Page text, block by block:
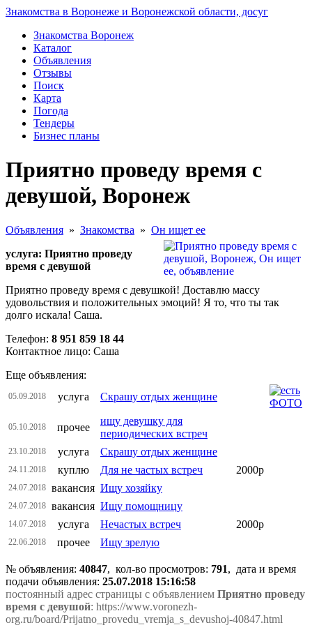
Знакомства в Воронеже и Воронежской области, досуг
Знакомства Воронеж
Каталог
Объявления
Отзывы
Поиск
Карта
Погода
Тендеры
Бизнес планы
Приятно проведу время с
девушой, Воронеж
Объявления » Знакомства » Он ищет ее
услуга: Приятно проведу
время с девушой
Приятно проведу время с девушкой! Доставлю массу
удовольствия и положительных эмоций! Я то, что ты так
долго искала! Саша.
Телефон: 8 951 859 18 44
Контактное лицо: Саша
Еще объявления:
05.09.2018 услуга Скрашу отдых женщине
05.10.2018 прочее
ищу девушку для
периодических встреч
23.10.2018 услуга Скрашу отдых женщине
24.11.2018 куплю Для не частых встреч 2000р
24.07.2018 вакансия Ищу хозяйку
24.07.2018 вакансия Ищу помощницу
14.07.2018 услуга Нечастых встреч 2000р
22.06.2018 прочее Ищу зрелую
№ объявления: 40847, кол-во просмотров: 791, дата и время
подачи объявления: 25.07.2018 15:16:58
постоянный адрес страницы с объявлением Приятно проведу
время с девушой: https://www.voronezh-
org.ru/board/Prijatno_provedu_vremja_s_devushoj-40847.html